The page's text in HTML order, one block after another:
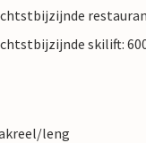
skilift:
leng